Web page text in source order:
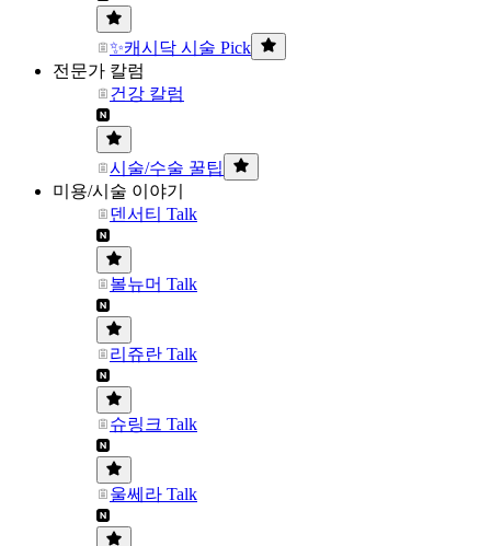
✨캐시닥 시술 Pick
전문가 칼럼
건강 칼럼
시술/수술 꿀팁
미용/시술 이야기
덴서티 Talk
볼뉴머 Talk
리쥬란 Talk
슈링크 Talk
울쎄라 Talk